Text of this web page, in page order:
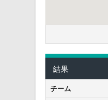
結果
チーム